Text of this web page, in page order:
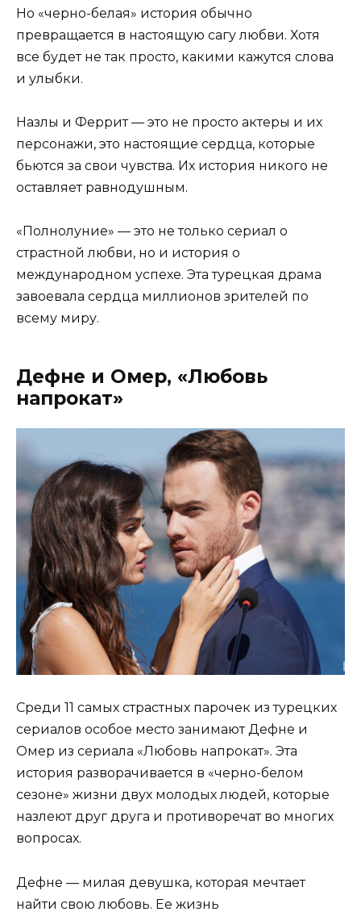
Но «черно-белая» история обычно
превращается в настоящую сагу любви. Хотя
все будет не так просто, какими кажутся слова
и улыбки.
Назлы и Феррит — это не просто актеры и их
персонажи, это настоящие сердца, которые
бьются за свои чувства. Их история никого не
оставляет равнодушным.
«Полнолуние» — это не только сериал о
страстной любви, но и история о
международном успехе. Эта турецкая драма
завоевала сердца миллионов зрителей по
всему миру.
Дефне и Омер, «Любовь
напрокат»
Среди 11 самых страстных парочек из турецких
сериалов особое место занимают Дефне и
Омер из сериала «Любовь напрокат». Эта
история разворачивается в «черно-белом
сезоне» жизни двух молодых людей, которые
назлеют друг друга и противоречат во многих
вопросах.
Дефне — милая девушка, которая мечтает
найти свою любовь. Ее жизнь